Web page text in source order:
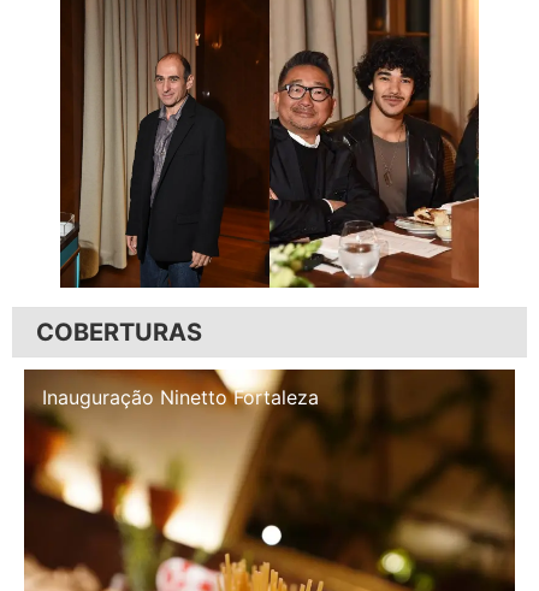
COBERTURAS
Inauguração Illa Café